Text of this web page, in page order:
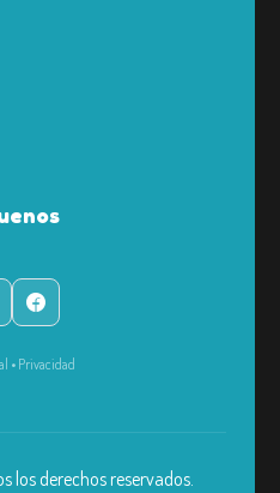
• Privacidad
los derechos reservados.